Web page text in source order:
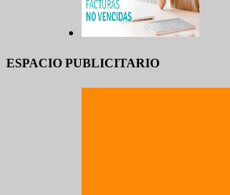
ESPACIO PUBLICITARIO